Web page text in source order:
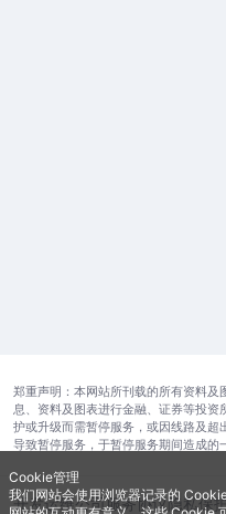
郑重声明：本网站所刊载的所有资料
息、资料及图表进行金融、证券等投
护或升级而需暂停服务，或因线路及
导致暂停服务，于暂停服务期间造成的
开发运维公司服务协议隐私保
Cookie管理
我们网站会使用浏览器记录的